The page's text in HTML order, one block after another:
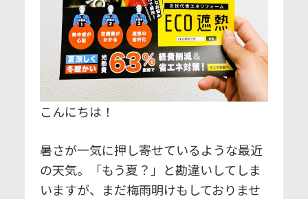
こんにちは！
暑さが一気に押し寄せているような最近
の天気。「もう夏？」と勘違いしてしま
いますが、まだ梅雨明けもしておりませ